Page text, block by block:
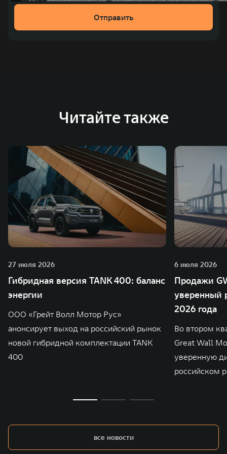
рублей). С 1998 года Great Wall Motor занимает первое
место по объёмам продаж пикапов в Китае. На
зарубежных – в России, Таиланде, Бразилии и Индии, а
Отправить
Читайте также
27 июля 2026
Гибридная версия TANK 400: баланс
энергии
ООО «Грейт Волл Мотор Рус»
анонсирует выход на российский рынок
новой гибридной комплектации TANK
400
6 июля 2026
Продажи
уверенный
2026 года
Во втором
Great Wall
уверенную
российском
все новости